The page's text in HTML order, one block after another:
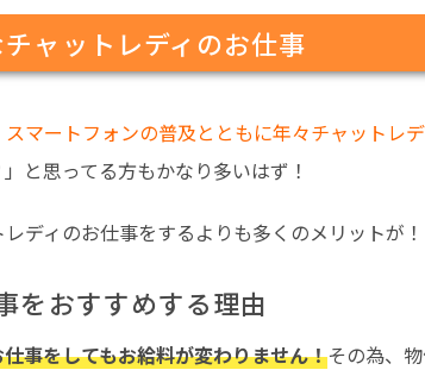
ャットレディのお仕事
スマートフォンの普及とともに年々チャットレ
と思ってる方もかなり多いはず！
ディのお仕事をするよりも多くのメリットが！
をおすすめする理由
事をしてもお給料が変わりません！その為、